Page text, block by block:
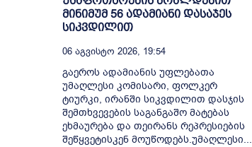
მინიმუმ 56 ადამიანი დასაჯეს
სიკვდილით
06 Აგვისტო 2026, 19:54
გაეროს ადამიანის უფლებათა
უმაღლესი კომისარი, ფოლკერ
ტიურკი, ირანში სიკვდილით დასჯის
შემთხვევების საგანგაშო მატებას
ეხმაურება და თეირანს რეპრესიების
შეწყვეტისკენ მოუწოდებს.უმაღლესი...